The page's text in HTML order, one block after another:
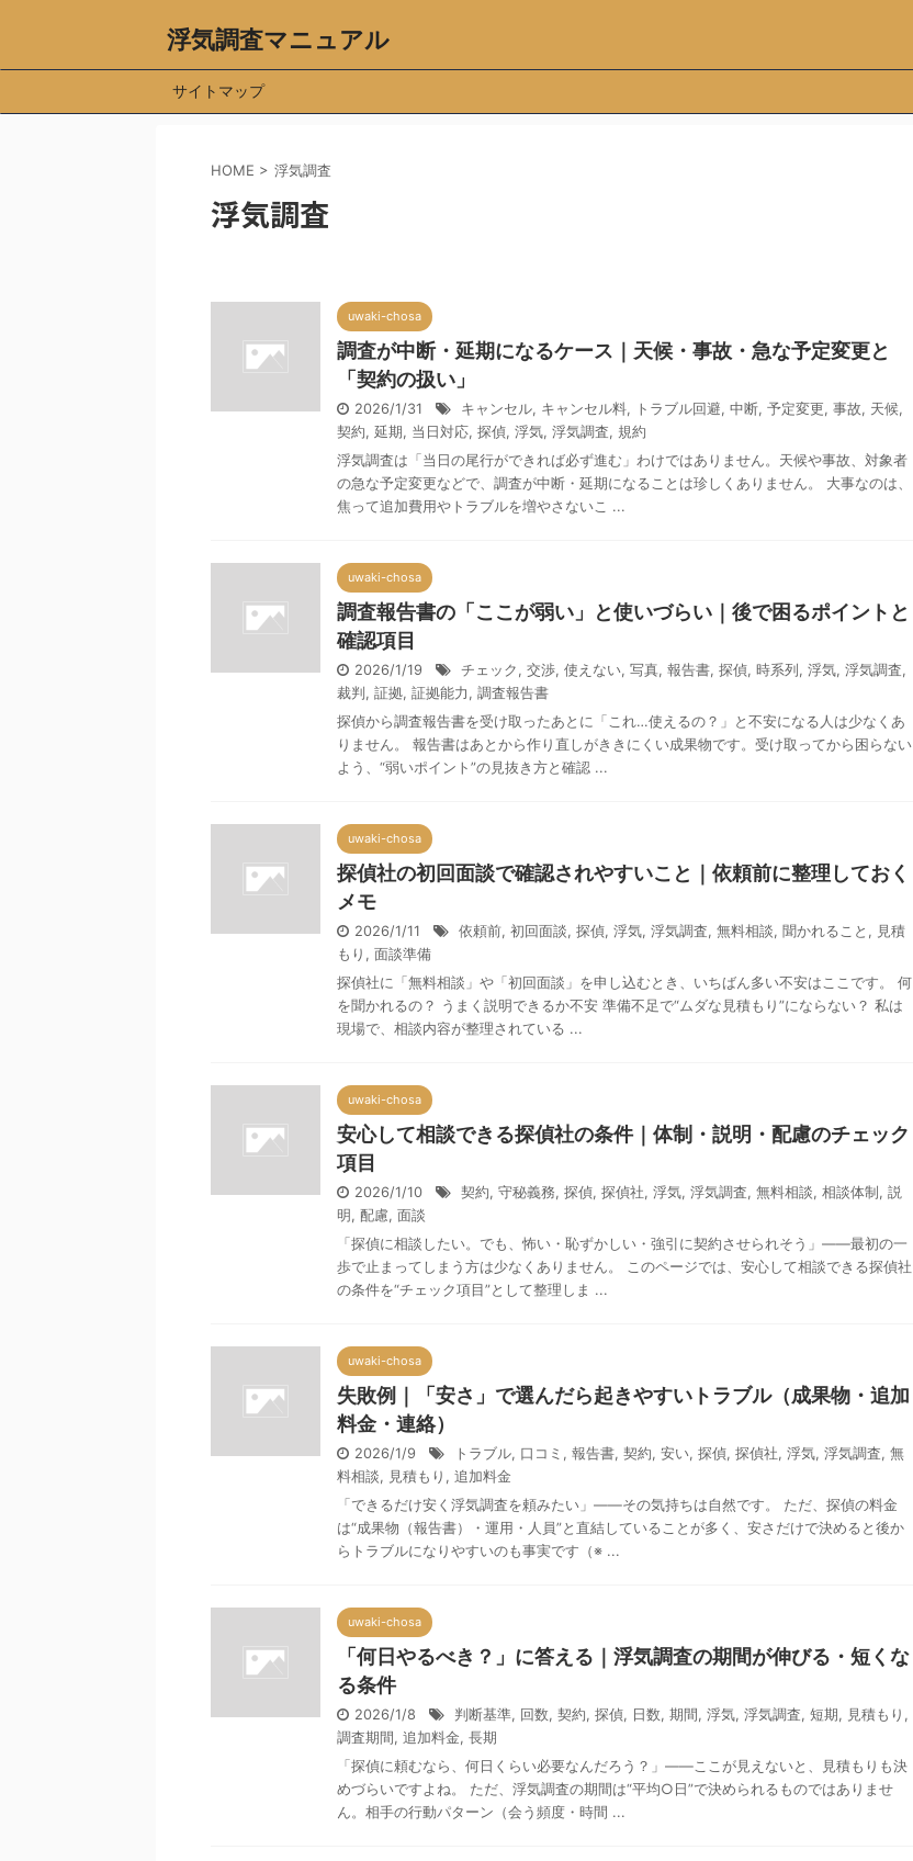
浮気調査マニュアル
サイトマップ
HOME > 浮気調査
浮気調査
uwaki-chosa
調査が中断・延期になるケース｜天候・事故・急な予定変更と
「契約の扱い」
2026/1/31 キャンセル, キャンセル料, トラブル回避, 中断, 予定変更, 事故, 天候,
契約, 延期, 当日対応, 探偵, 浮気, 浮気調査, 規約
浮気調査は「当日の尾行ができれば必ず進む」わけではありません。天候や事故、対象者
の急な予定変更などで、調査が中断・延期になることは珍しくありません。 大事なのは、
焦って追加費用やトラブルを増やさないこ ...
uwaki-chosa
調査報告書の「ここが弱い」と使いづらい｜後で困るポイントと
確認項目
2026/1/19 チェック , 交渉, 使えない, 写真, 報告書, 探偵, 時系列 , 浮気, 浮気調査,
裁判 , 証拠, 証拠能力 , 調査報告書
探偵から調査報告書を受け取ったあとに「これ…使えるの？」と不安になる人は少なくあ
りません。 報告書はあとから作り直しがききにくい成果物です。受け取ってから困らない
よう、“弱いポイント”の見抜き方と確認 ...
uwaki-chosa
探偵社の初回面談で確認されやすいこと｜依頼前に整理しておく
メモ
2026/1/11 依頼前, 初回面談, 探偵, 浮気, 浮気調査, 無料相談, 聞かれること , 見積
もり , 面談準備
探偵社に「無料相談」や「初回面談」を申し込むとき、いちばん多い不安はここです。 何
を聞かれるの？ うまく説明できるか不安 準備不足で“ムダな見積もり”にならない？ 私は
現場で、相談内容が整理されている ...
uwaki-chosa
安心して相談できる探偵社の条件｜体制・説明・配慮のチェック
項目
2026/1/10 契約, 守秘義務, 探偵, 探偵社, 浮気, 浮気調査, 無料相談, 相談体制 , 説
明 , 配慮, 面談
「探偵に相談したい。でも、怖い・恥ずかしい・強引に契約させられそう」——最初の一
歩で止まってしまう方は少なくありません。 このページでは、安心して相談できる探偵社
の条件を“チェック項目”として整理しま ...
uwaki-chosa
失敗例｜「安さ」で選んだら起きやすいトラブル（成果物・追加
料金・連絡）
2026/1/9 トラブル, 口コミ , 報告書, 契約, 安い, 探偵, 探偵社, 浮気, 浮気調査, 無
料相談, 見積もり , 追加料金
「できるだけ安く浮気調査を頼みたい」——その気持ちは自然です。 ただ、探偵の料金
は“成果物（報告書）・運用・人員”と直結していることが多く、安さだけで決めると後か
らトラブルになりやすいのも事実です（※ ...
uwaki-chosa
「何日やるべき？」に答える｜浮気調査の期間が伸びる・短くな
る条件
2026/1/8 判断基準, 回数, 契約, 探偵, 日数, 期間 , 浮気, 浮気調査, 短期, 見積もり ,
調査期間 , 追加料金, 長期
「探偵に頼むなら、何日くらい必要なんだろう？」——ここが見えないと、見積もりも決
めづらいですよね。 ただ、浮気調査の期間は“平均○日”で決められるものではありませ
ん。相手の行動パターン（会う頻度・時間 ...